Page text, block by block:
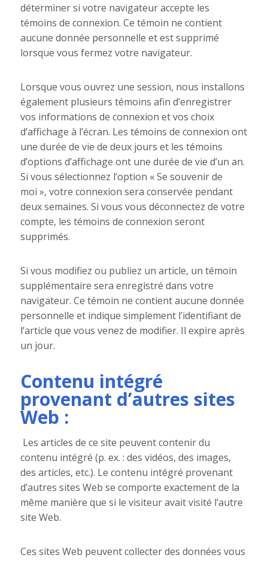
déterminer si votre navigateur accepte les
témoins de connexion. Ce témoin ne contient
aucune donnée personnelle et est supprimé
lorsque vous fermez votre navigateur.
Lorsque vous ouvrez une session, nous installons
également plusieurs témoins afin d’enregistrer
vos informations de connexion et vos choix
d’affichage à l’écran. Les témoins de connexion ont
une durée de vie de deux jours et les témoins
d’options d’affichage ont une durée de vie d’un an.
Si vous sélectionnez l’option « Se souvenir de
moi », votre connexion sera conservée pendant
deux semaines. Si vous vous déconnectez de votre
compte, les témoins de connexion seront
supprimés.
Si vous modifiez ou publiez un article, un témoin
supplémentaire sera enregistré dans votre
navigateur. Ce témoin ne contient aucune donnée
personnelle et indique simplement l’identifiant de
l’article que vous venez de modifier. Il expire après
un jour.
Contenu intégré
provenant d’autres sites
Web :
Les articles de ce site peuvent contenir du
contenu intégré (p. ex. : des vidéos, des images,
des articles, etc.). Le contenu intégré provenant
d’autres sites Web se comporte exactement de la
même manière que si le visiteur avait visité l’autre
site Web.
Ces sites Web peuvent collecter des données vous